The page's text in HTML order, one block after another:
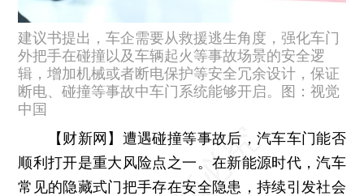
建议书提出，车企需要从救援逃生角度，强化车门
外把手在碰撞以及车辆起火等事故场景的安全逻
辑，增加机械或者断电保护等安全冗余设计，保证
断电、碰撞等事故中车门系统能够开启。图：视觉
中国
【财新网】 遭遇碰撞等事故后，汽车车门能否
顺利打开是重大风险点之一。在新能源时代，汽车
常见的隐藏式门把手存在安全隐患，持续引发社会